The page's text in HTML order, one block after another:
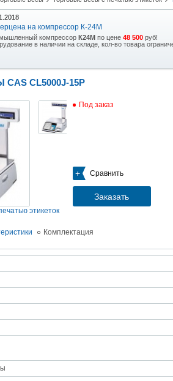
на компрессор К-24М
компрессор К24М по цене 48 500 руб!
в наличии на складе, кол-во товара
возможность приобрести (в наличии на
поступление на склад насосов
Calpeda в НАЛИЧИИ
НБУ без торговой наценки!
насосов НБУ 700-02 на склад в Спб. Купите сегодня
универсальный НБУ 700-02 предназначен для
и других емкостей и соответствует
нормам.
в наличии на складе!!! Цены фиксированы!
Акция на Пневмонагнетатель ТОПОЛЬ 300
имеется в наличии на складе.
в наличии на складе.
260 000 руб!
CL5000J-15P
Под заказ
Сравнить
Заказать
этикеток
Комплектация